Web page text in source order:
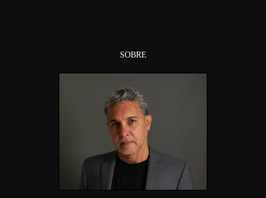
SOBRE